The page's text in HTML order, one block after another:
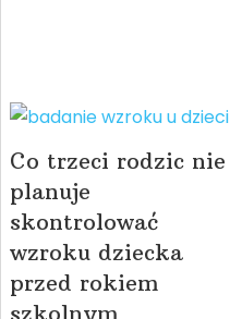
Co trzeci rodzic nie
planuje
skontrolować
wzroku dziecka
przed rokiem
szkolnym